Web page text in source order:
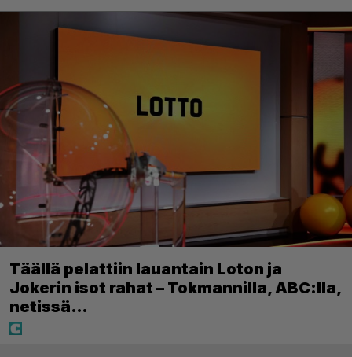
Täällä pelattiin lauantain Loton ja
Jokerin isot rahat – Tokmannilla, ABC:lla,
netissä…